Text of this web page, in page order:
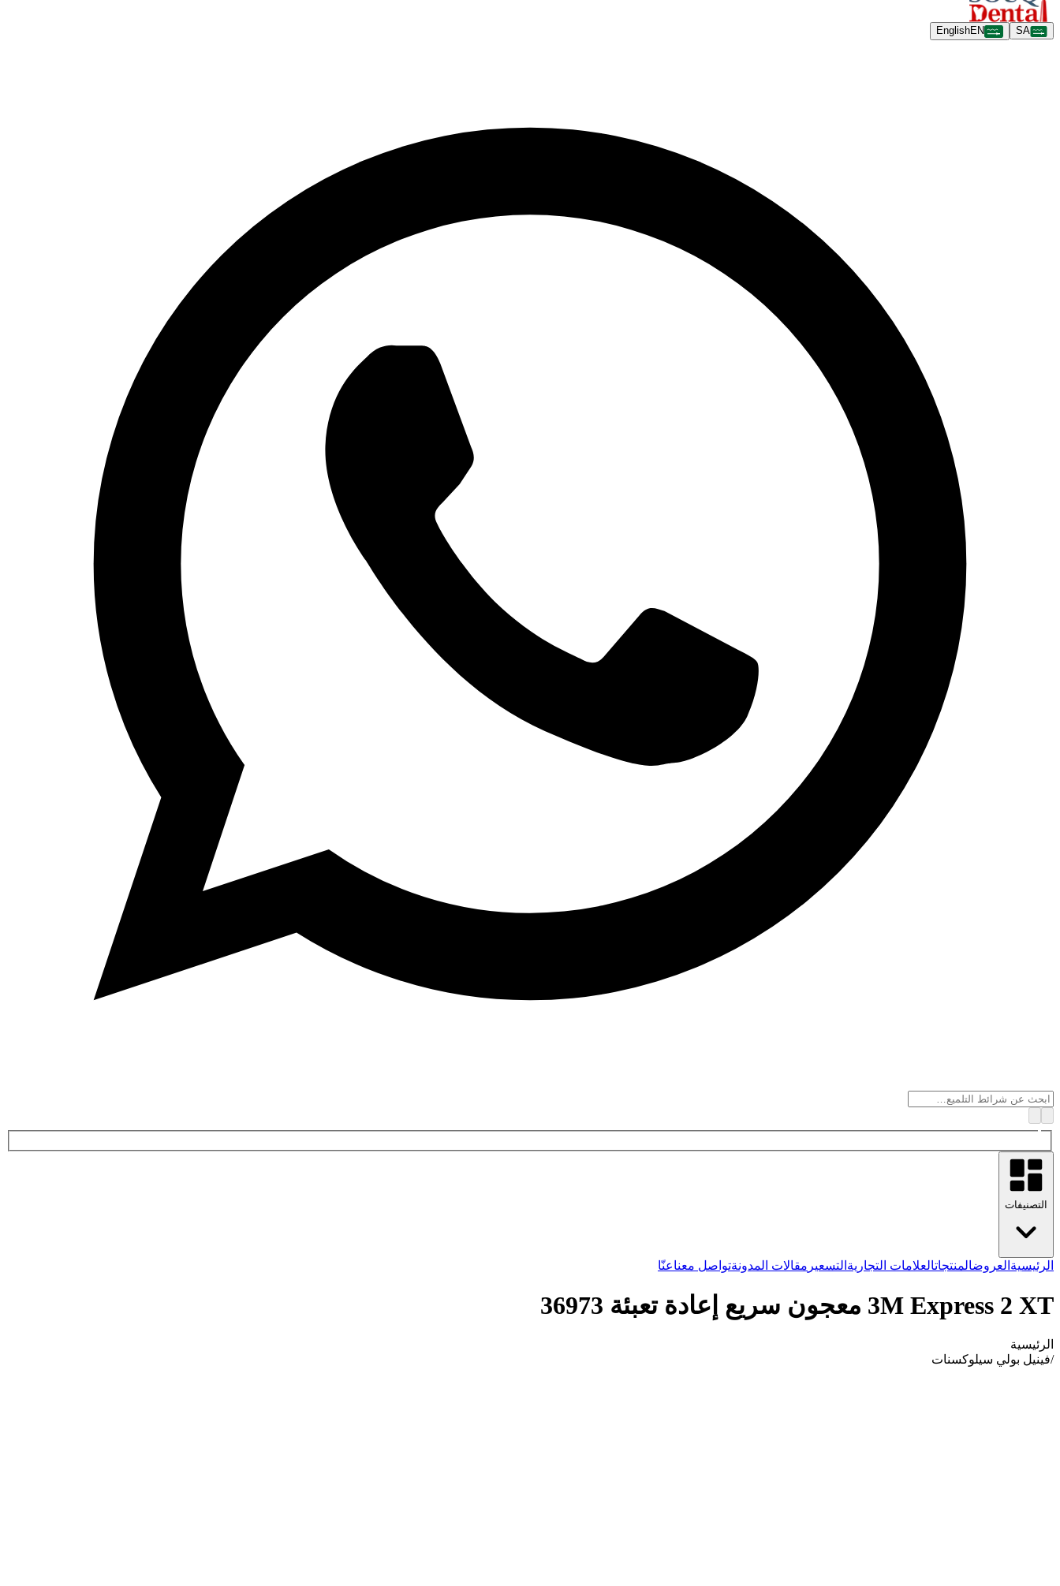
SA
EnglishEN
التصنيفات
الرئيسية العروضالمنتجاتالعلامات التجارية التسعير مقالات المدونةتواصل معناعنّا
3M Express 2 XT معجون سريع إعادة تعبئة 36973
الرئيسية
/فينيل بولي سيلوكسنات